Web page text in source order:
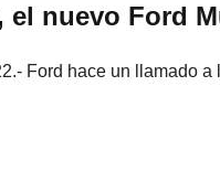
nuevo Ford
Ford hace un llamado